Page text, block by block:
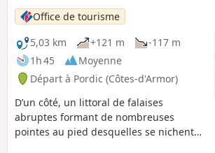
Office de tourisme
5,03 km
+121 m
-117 m
1h 45
Moyenne
Départ à Pordic (Côtes-d'Armor)
D’un côté, un littoral de falaises
abruptes formant de nombreuses
pointes au pied desquelles se nichent